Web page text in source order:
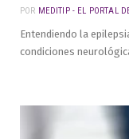
POR MEDITIP - EL PORTAL
Entendiendo la
condiciones